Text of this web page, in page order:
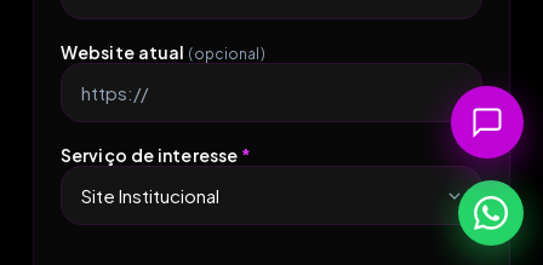
Website atual (opcional)
Serviço de interesse *